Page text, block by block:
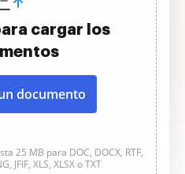
cargar los
documento
25 MB para DOC, DOCX, RTF,
JFIF, XLS, XLSX o TXT